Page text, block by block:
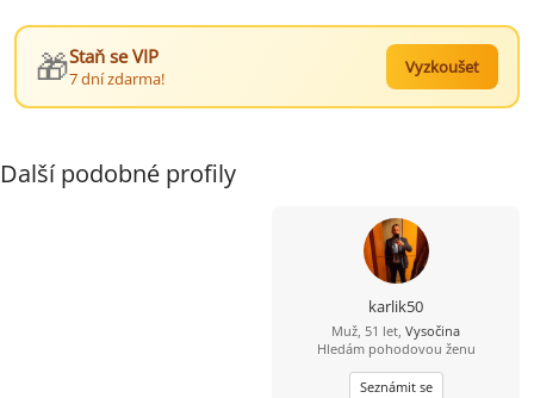
🎁Staň se VIP
7 dní zdarma!
Vyzkoušet
Další podobné profily
karlik50
Muž, 51 let, Vysočina
Hledám pohodovou ženu
Seznámit se